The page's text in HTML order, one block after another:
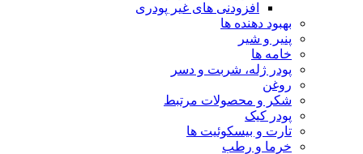
افزودنی های غیر پودری
بهبود دهنده ها
پنیر و شیر
خامه ها
پودر ژله، شربت و دسر
روغن
شکر و محصولات مرتبط
پودر کیک
تارت و بیسکوئیت ها
خرما و رطب